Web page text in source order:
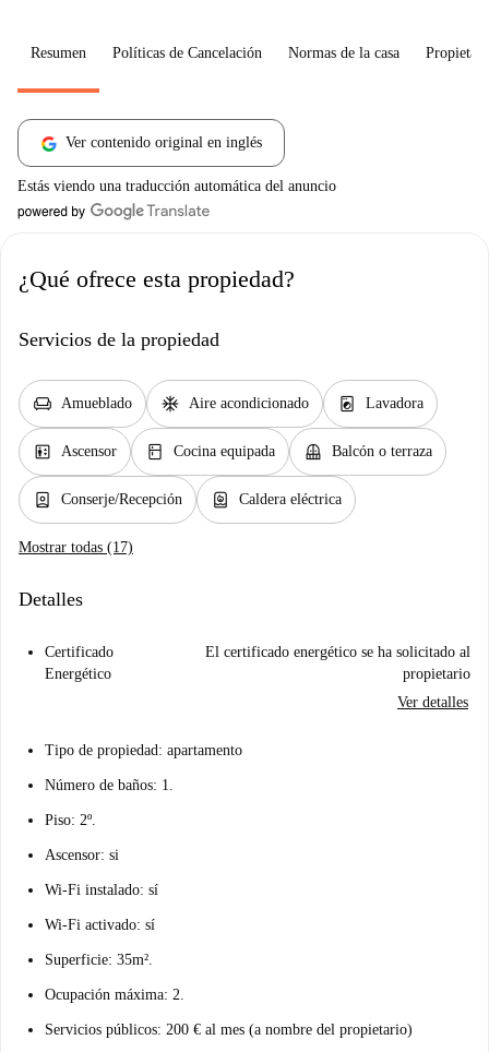
Resumen Políticas de Cancelación Normas de la casa
Ver contenido original en inglés
Estás viendo una traducción automática del anuncio
¿Qué ofrece esta propiedad?
Servicios de la propiedad
chair Amueblado ac_unit Aire acondicionado local_laundry_service Lavadora
elevator Ascensor kitchen Cocina equipada balcony Balcón o terraza
person_book Conserje/Recepción water_heater Caldera eléctrica
Mostrar todas (17)
Detalles
Certificado
Energético
El certificado energético se ha solicitado al
propietario
Ver detalles
Tipo de propiedad: apartamento
Número de baños: 1.
Piso: 2º.
Ascensor: si
Wi-Fi instalado: sí
Wi-Fi activado: sí
Superficie: 35m².
Ocupación máxima: 2.
Servicios públicos: 200 € al mes (a nombre del propietario)